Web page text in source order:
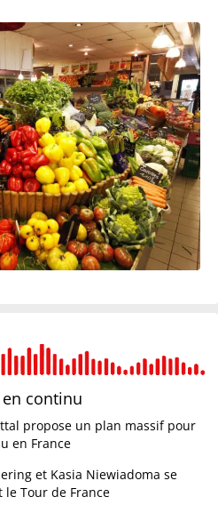
continu
propose un plan massif pour
en France
et Kasia Niewiadoma se
Tour de France